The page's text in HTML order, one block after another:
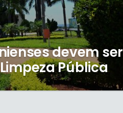
devem ser
Pública